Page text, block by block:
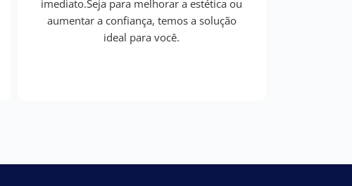
imediato.Seja para melhorar a estética ou
aumentar a confiança, temos a solução
ideal para você.